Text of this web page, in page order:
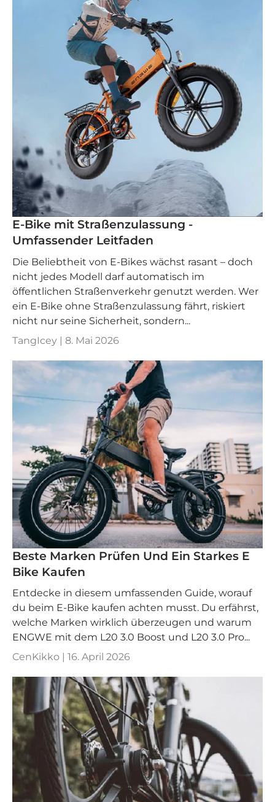
E-Bike mit Straßenzulassung -
Umfassender Leitfaden
Die Beliebtheit von E-Bikes wächst rasant – doch
nicht jedes Modell darf automatisch im
öffentlichen Straßenverkehr genutzt werden. Wer
ein E-Bike ohne Straßenzulassung fährt, riskiert
nicht nur seine Sicherheit, sondern...
TangIcey | 8. Mai 2026
Beste Marken Prüfen Und Ein Starkes E
Bike Kaufen
Entdecke in diesem umfassenden Guide, worauf
du beim E-Bike kaufen achten musst. Du erfährst,
welche Marken wirklich überzeugen und warum
ENGWE mit dem L20 3.0 Boost und L20 3.0 Pro...
CenKikko | 16. April 2026